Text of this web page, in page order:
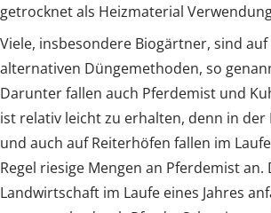
getrocknet als Heizmaterial
Viele, insbesondere Biogärtner, sind auf
alternativen Düngemethoden, so
Darunter fallen auch Pferdemist und
ist relativ leicht zu erhalten, denn in
und auch auf Reiterhöfen fallen im
Regel riesige Mengen an Pferdemist an.
Landwirtschaft im Laufe eines Jahres